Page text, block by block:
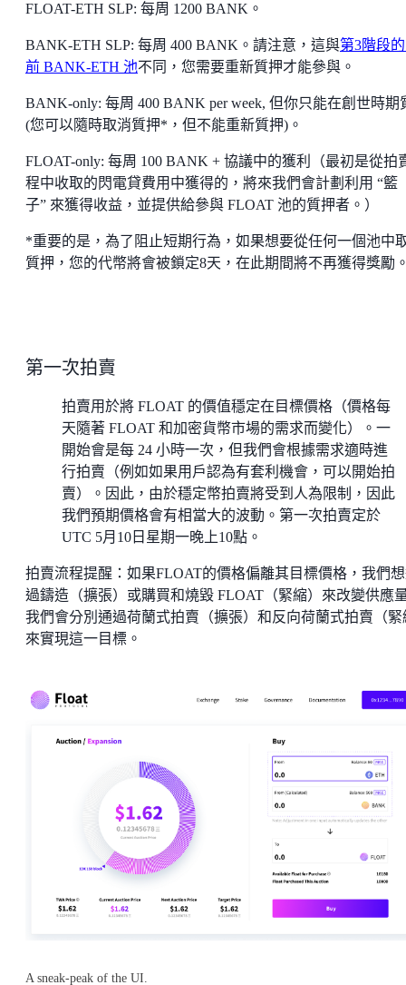
FLOAT-ETH SLP: 每周 1200 BANK。
BANK-ETH SLP: 每周 400 BANK。請注意，這與第3階段
前 BANK-ETH 池不同，您需要重新質押才能參與。
BANK-only: 每周 400 BANK per week, 但你只能在創世時期
(您可以隨時取消質押*，但不能重新質押)。
FLOAT-only: 每周 100 BANK + 協議中的獲利（最初是從拍
程中收取的閃電貸費用中獲得的，將來我們會計劃利用 “籃
子” 來獲得收益，並提供給參與 FLOAT 池的質押者。）
*重要的是，為了阻止短期行為，如果想要從任何一個池中
質押，您的代幣將會被鎖定8天，在此期間將不再獲得獎勵
第一次拍賣
拍賣用於將 FLOAT 的價值穩定在目標價格（價格每
天隨著 FLOAT 和加密貨幣市場的需求而變化）。一
開始會是每 24 小時一次，但我們會根據需求適時進
行拍賣（例如如果用戶認為有套利機會，可以開始拍
賣）。因此，由於穩定幣拍賣將受到人為限制，因此
我們預期價格會有相當大的波動。第一次拍賣定於
UTC 5月10日星期一晚上10點。
拍賣流程提醒：如果FLOAT的價格偏離其目標價格，我們
過鑄造（擴張）或購買和燒毀 FLOAT（緊縮）來改變供應
我們會分別通過荷蘭式拍賣（擴張）和反向荷蘭式拍賣（緊
來實現這一目標。
A sneak-peak of the UI.